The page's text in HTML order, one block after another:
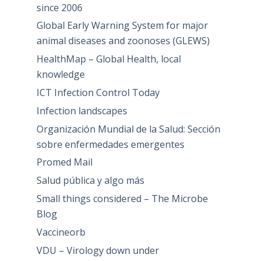
since 2006
Global Early Warning System for major
animal diseases and zoonoses (GLEWS)
HealthMap – Global Health, local
knowledge
ICT Infection Control Today
Infection landscapes
Organización Mundial de la Salud: Sección
sobre enfermedades emergentes
Promed Mail
Salud pública y algo más
Small things considered – The Microbe
Blog
Vaccineorb
VDU – Virology down under